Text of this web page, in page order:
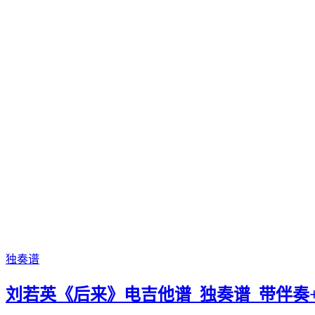
独奏谱
刘若英《后来》电吉他谱_独奏谱_带伴奏